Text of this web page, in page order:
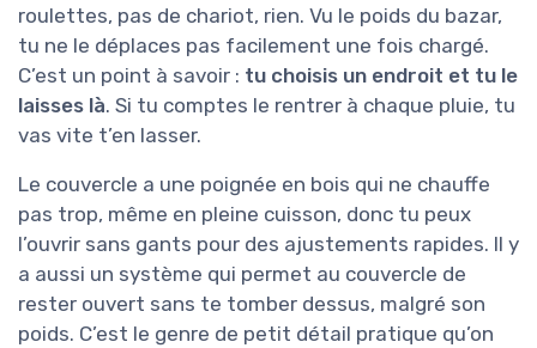
roulettes, pas de chariot, rien. Vu le poids du bazar,
tu ne le déplaces pas facilement une fois chargé.
C’est un point à savoir : tu choisis un endroit et tu le
laisses là. Si tu comptes le rentrer à chaque pluie, tu
vas vite t’en lasser.
Le couvercle a une poignée en bois qui ne chauffe
pas trop, même en pleine cuisson, donc tu peux
l’ouvrir sans gants pour des ajustements rapides. Il y
a aussi un système qui permet au couvercle de
rester ouvert sans te tomber dessus, malgré son
poids. C’est le genre de petit détail pratique qu’on